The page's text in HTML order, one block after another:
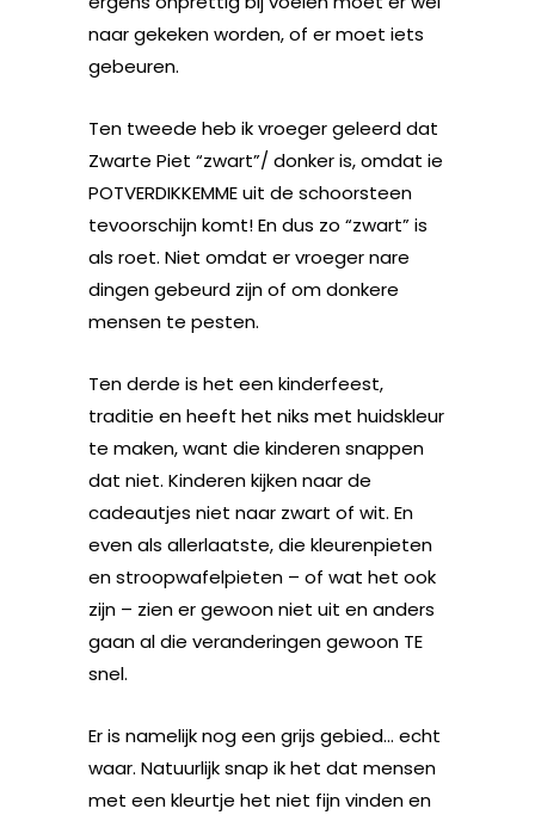
naar gekeken worden, of er moet iets
gebeuren.
Ten tweede heb ik vroeger geleerd dat
Zwarte Piet “zwart”/ donker is, omdat ie
POTVERDIKKEMME uit de schoorsteen
tevoorschijn komt! En dus zo “zwart” is
als roet. Niet omdat er vroeger nare
dingen gebeurd zijn of om donkere
mensen te pesten.
Ten derde is het een kinderfeest,
traditie en heeft het niks met huidskleur
te maken, want die kinderen snappen
dat niet. Kinderen kijken naar de
cadeautjes niet naar zwart of wit. En
even als allerlaatste, die kleurenpieten
en stroopwafelpieten – of wat het ook
zijn – zien er gewoon niet uit en anders
gaan al die veranderingen gewoon TE
snel.
Er is namelijk nog een grijs gebied… echt
waar. Natuurlijk snap ik het dat mensen
met een kleurtje het niet fijn vinden en